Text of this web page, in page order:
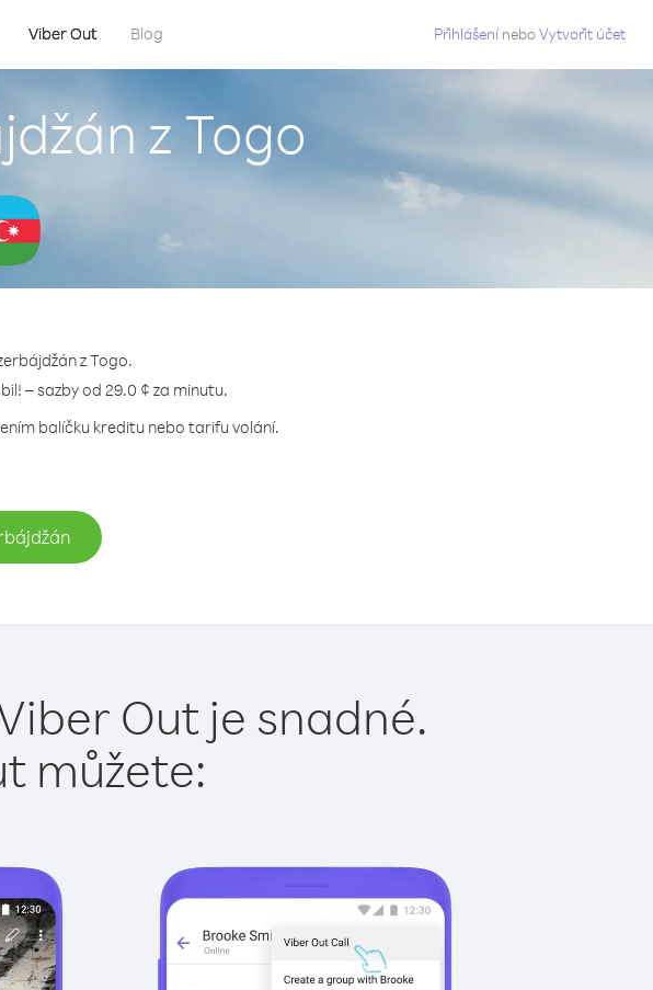
Viber Out Blog Přihlášení neboVytvořit účet
z Togo
z Togo.
– sazby od 29.0 ¢ za minutu.
balíčku kreditu nebo tarifu volání.
Out je snadné.
můžete: